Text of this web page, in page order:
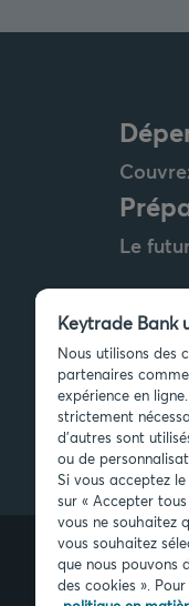
Le
Keytrade Bank
Nous utilisons des
partenaires
expérience en
strictement
d'autres sont
ou de
Si vous acceptez
sur « Accepter
vous ne souhaitez
vous souhaitez
que nous pouvons
des cookies ».